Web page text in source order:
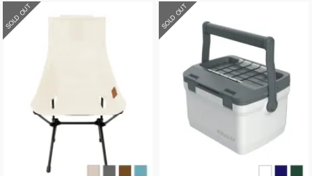
SOLD OUT SOLD OUT